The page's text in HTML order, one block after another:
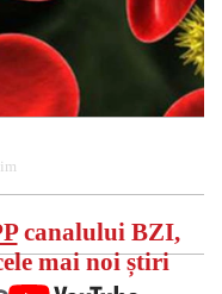
canalului BZI,
mai noi știri